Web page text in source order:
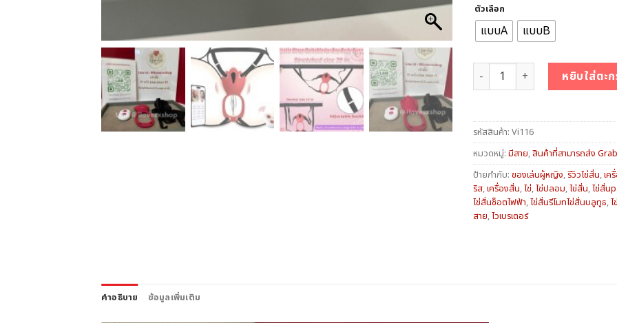
ตัวเลือก
แบบA แบบB
จำนวน กางเกงในสั่นได้ 2 in 1 สั่
หยิบใส่ตะก
รหัสสินค้า: Vi116
หมวดหมู่: มีสาย,สินค้าที่สามารถส่ง
ป้ายกำกับ: ของเล่นผู้หญิง,รีวิวไข่สั่น,เค
ริส,เครื่องสั่น,ไข่,ไข่ปลอม,ไข่สั่น,ไข่สั่น
ไข่สั่นช็อตไฟฟ้า,ไข่สั่นรีโมทไข่สั่นบลูทูธ,
สาย,ไวเบรเตอร์
คำอธิบาย ข้อมูลเพิ่มเติม